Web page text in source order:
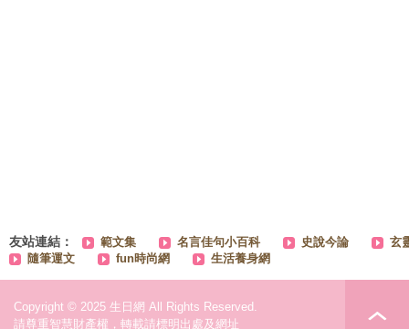
友站連結： 範文集 名言佳句小百科 史說今論
玄
隨筆運文
fun時尚網 生活養身網
Copyright © 2025 生日網 All Rights Reserved.
請尊重智慧財產權，轉載請標明出處及網址